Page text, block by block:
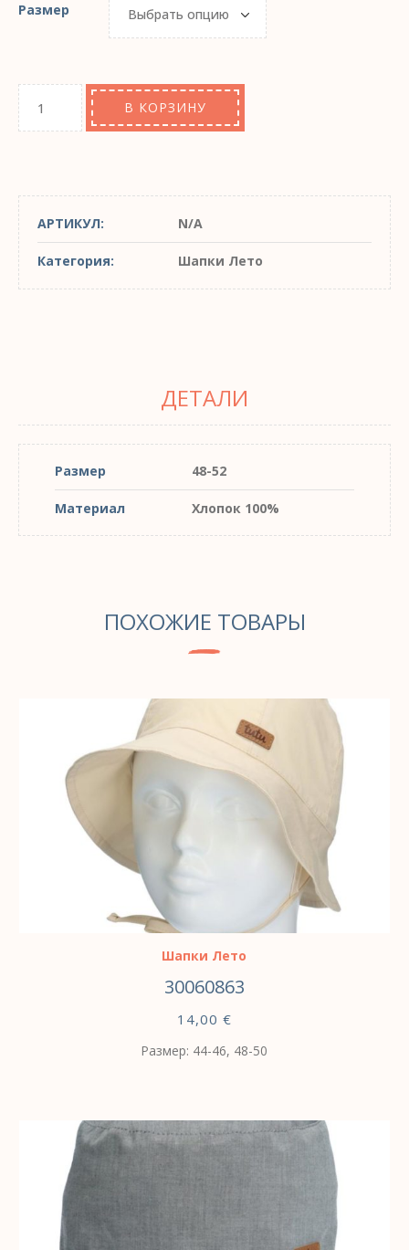
Размер
В КОРЗИНУ
АРТИКУЛ: N/A
Категория: Шапки Лето
ДЕТАЛИ
Размер 48-52
Материал Хлопок 100%
ПОХОЖИЕ ТОВАРЫ
ВЫБЕРИТЕ ПАРАМЕТРЫ
Шапки Лето
30060863
14,00 €
Размер: 44-46, 48-50